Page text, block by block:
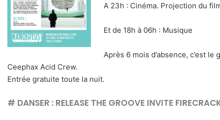
A 23h : Cinéma. Projection du
Et de 18h à 06h : Musique
Après 6 mois d’absence, c’est
Ceephax Acid Crew.
Entrée gratuite toute la nuit.
# DANSER : RELEASE THE GROOVE INVITE